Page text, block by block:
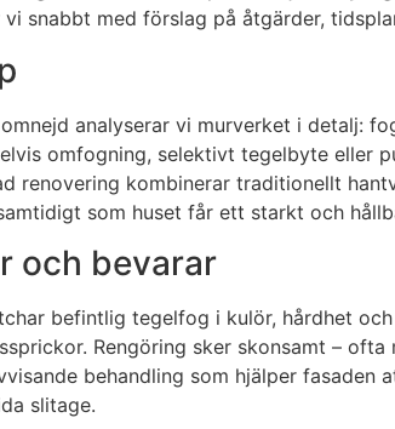
snabbt med förslag på åtgärder,
analyserar vi murverket i detalj:
omfogning, selektivt tegelbyte eller
renovering kombinerar traditionellt
som huset får ett starkt och
och bevarar
befintlig tegelfog i kulör, hårdhet
Rengöring sker skonsamt –
behandling som hjälper
slitage.